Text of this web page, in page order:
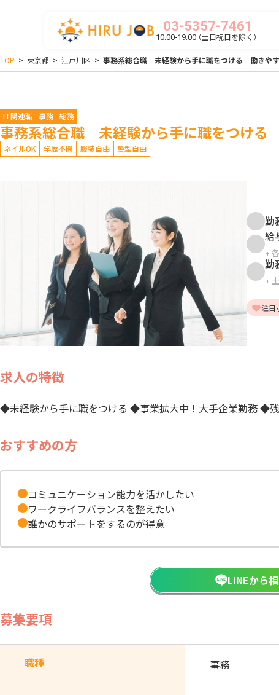
03-5357-7461
10:00-19:00（土日祝日を除く）
TOP > 東京都 > 江戸川区 > 事務系総合職 未経験から手に職をつける 働きや
IT関連職 事務 総務
事務系総合職 未経験から手に職をつける
ネイルOK 学歴不問 服装自由 髪型自由
勤
給
+
勤
+
注目
求人の特徴
◆未経験から手に職をつける ◆事業拡大中！大手企業勤務 ◆
おすすめの方
コミュニケーション能力を活かしたい
ワークライフバランスを整えたい
誰かのサポートをするのが得意
LINEから
募集要項
職種 事務